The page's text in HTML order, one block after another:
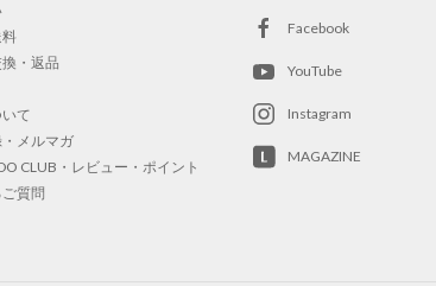
・返品
て
メルマガ
CLUB・レビュー・ポイント
質問
Facebook
YouTube
Instagram
MAGAZINE